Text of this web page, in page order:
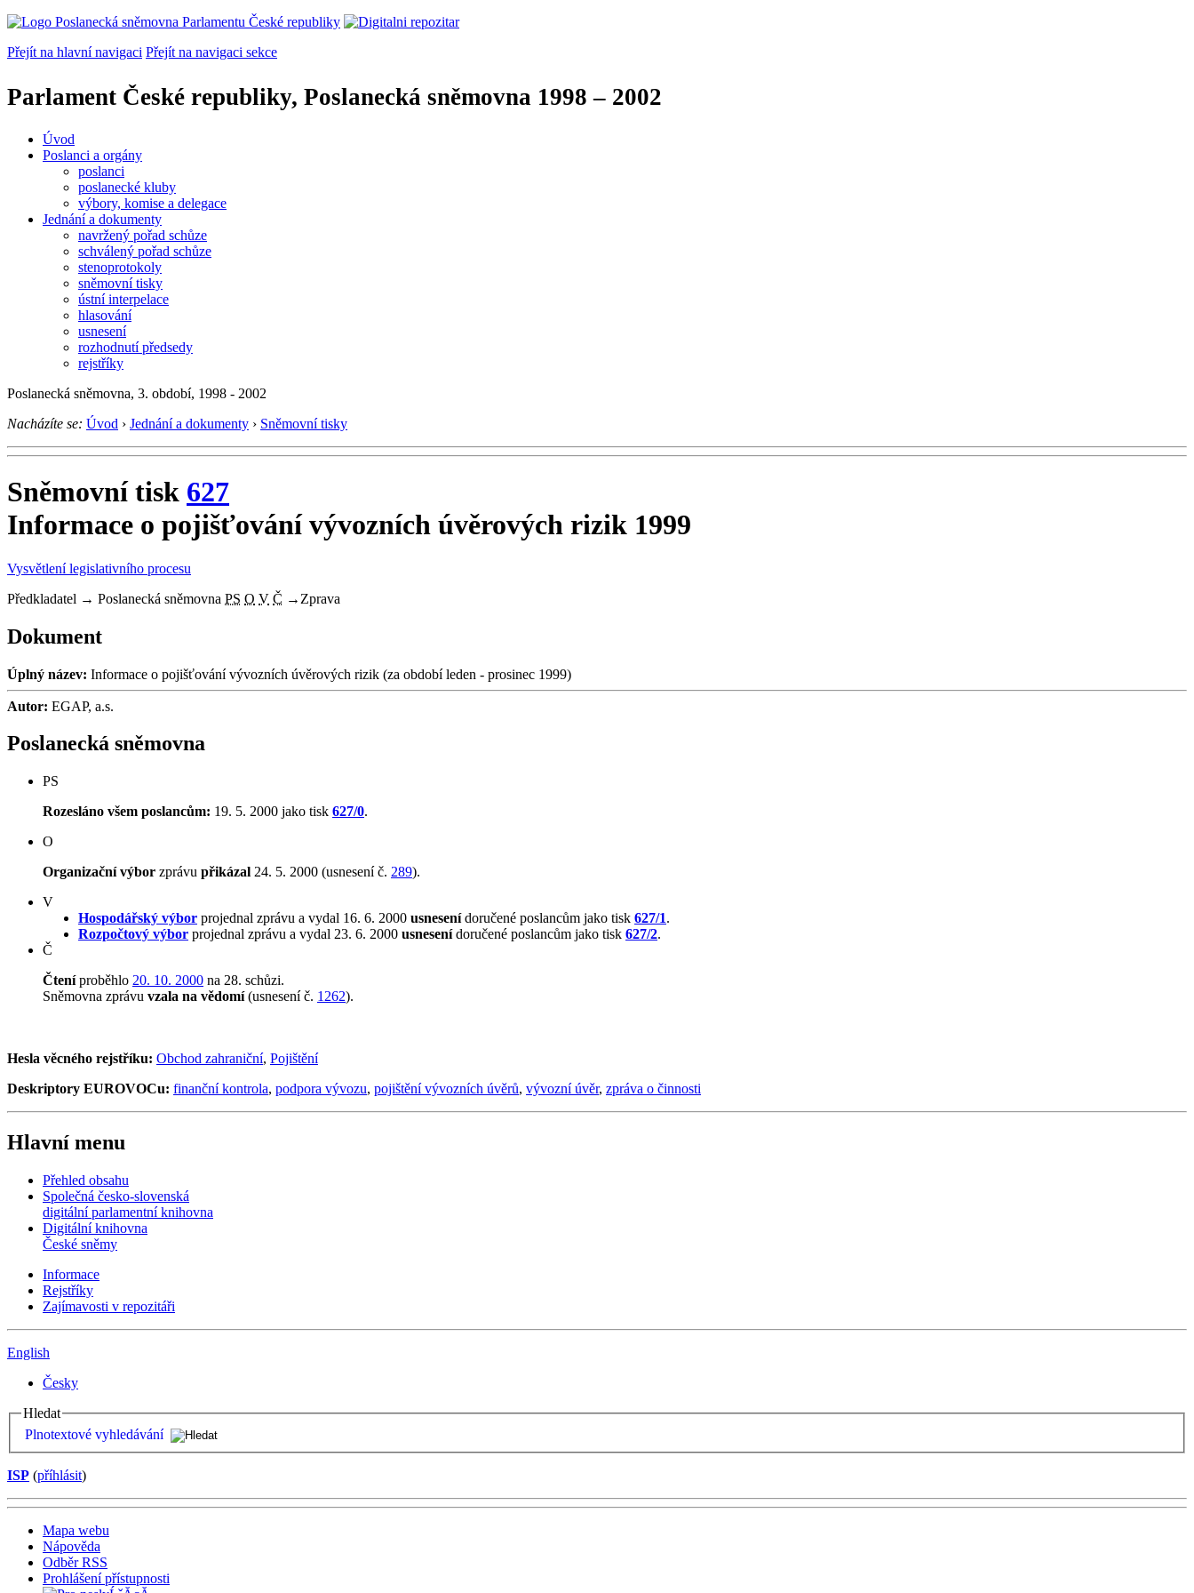
Přejít na hlavní navigaci Přejít na navigaci sekce
Parlament České republiky, Poslanecká sněmovna 1998 – 2002
Úvod
Poslanci a orgány
poslanci
poslanecké kluby
výbory, komise a delegace
Jednání a dokumenty
navržený pořad schůze
schválený pořad schůze
stenoprotokoly
sněmovní tisky
ústní interpelace
hlasování
usnesení
rozhodnutí předsedy
rejstříky
Poslanecká sněmovna, 3. období, 1998 - 2002
Nacházíte se: Úvod › Jednání a dokumenty › Sněmovní tisky
Sněmovní tisk 627
Informace o pojišťování vývozních úvěrových rizik 1999
Vysvětlení legislativního procesu
Předkladatel → Poslanecká sněmovna PS O V Č → Zprava
Dokument
Úplný název: Informace o pojišťování vývozních úvěrových rizik (za období leden - prosinec 1999)
Autor: EGAP, a.s.
Poslanecká sněmovna
PS
Rozesláno všem poslancům: 19. 5. 2000 jako tisk 627/0.
O
Organizační výbor zprávu přikázal 24. 5. 2000 (usnesení č. 289).
V
Hospodářský výbor projednal zprávu a vydal 16. 6. 2000 usnesenídoručené poslancům jako tisk 627/1.
Rozpočtový výbor projednal zprávu a vydal 23. 6. 2000 usnesenídoručené poslancům jako tisk 627/2.
Č
Čteníproběhlo 20. 10. 2000 na 28. schůzi.
Sněmovna zprávu vzala na vědomí(usnesení č. 1262).
Hesla věcného rejstříku: Obchod zahraniční, Pojištění
Deskriptory EUROVOCu: finanční kontrola, podpora vývozu, pojištění vývozních úvěrů, vývozní úvěr, zpráva o činnosti
Hlavní menu
Přehled obsahu
Společná česko-slovenská
digitální parlamentní knihovna
Digitální knihovna
České sněmy
Informace
Rejstříky
Zajímavosti v repozitáři
English
Česky
Hledat
Plnotextové vyhledávání
ISP (příhlásit)
Mapa webu
Nápověda
Odběr RSS
Prohlášení přístupnosti